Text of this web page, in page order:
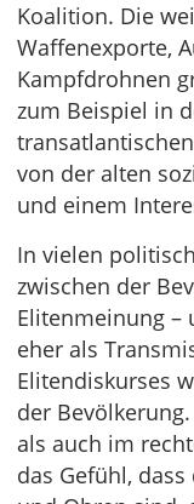
Koalition. Die
Waffenexporte,
Kampfdrohnen
zum Beispiel in
von der alten
und einem
In vielen
zwischen der
Elitenmeinung –
eher als
Elitendiskurses
der
als auch im
das Gefühl,